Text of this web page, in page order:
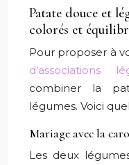
Patate douce et
colorés et
Pour proposer à
d’associations
combiner la
légumes. Voici
Mariage avec la
Les deux